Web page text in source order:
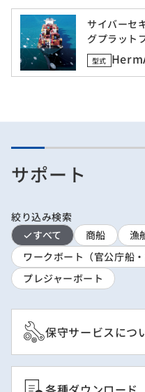
サイバーセ
グプラット
型式
サポート
絞り込み検索
すべて
商船
漁
ワークボート（官公庁船・
プレジャーボート
保守サービスにつ